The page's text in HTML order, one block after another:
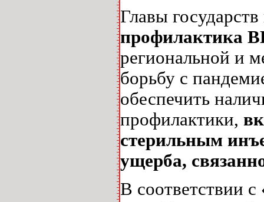
Главы
профилактика
региональной и
борьбу с
обеспечить
профилактики,
стерильным
ущерба,
В соответствии